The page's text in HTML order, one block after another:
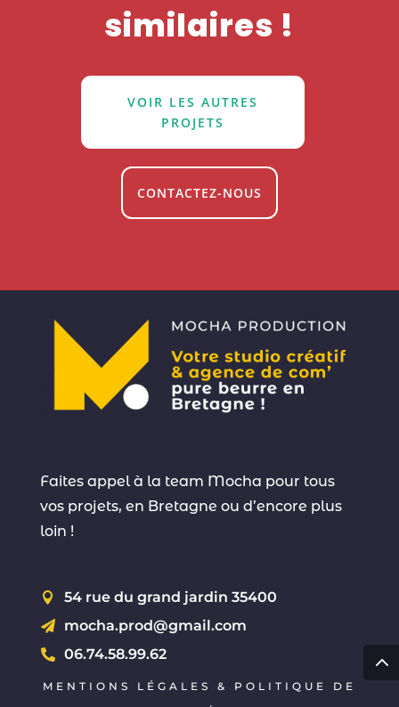
similaires !
VOIR LES AUTRES
PROJETS
CONTACTEZ-NOUS
Faites appel à la team Mocha pour tous
vos projets, en Bretagne ou d’encore plus
loin !
 54 rue du grand jardin 35400
 mocha.prod@gmail.com
 06.74.58.99.62
MENTIONS LÉGALES & POLITIQUE DE